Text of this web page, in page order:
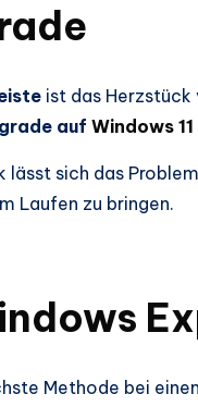
ist das
auf Windows 11
lässt sich das
Laufen zu bringen.
Methode bei